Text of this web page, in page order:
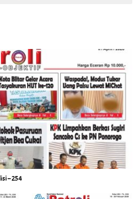
– 254